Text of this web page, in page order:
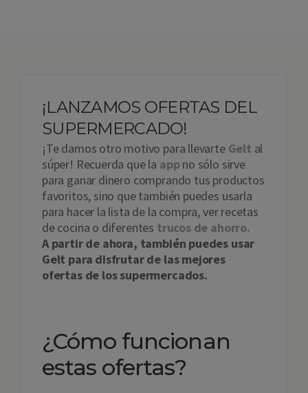
¡LANZAMOS OFERTAS DEL
SUPERMERCADO!
¡Te damos otro motivo para llevarte Gelt al
súper! Recuerda que la appno sólo sirve
para ganar dinero comprando tus productos
favoritos, sino que también puedes usarla
para hacer la lista de la compra, ver recetas
de cocina o diferentes trucos de ahorro.
A partir de ahora, también puedes usar
Gelt para disfrutar de las mejores
ofertas de los supermercados.
¿Cómo funcionan
estas ofertas?